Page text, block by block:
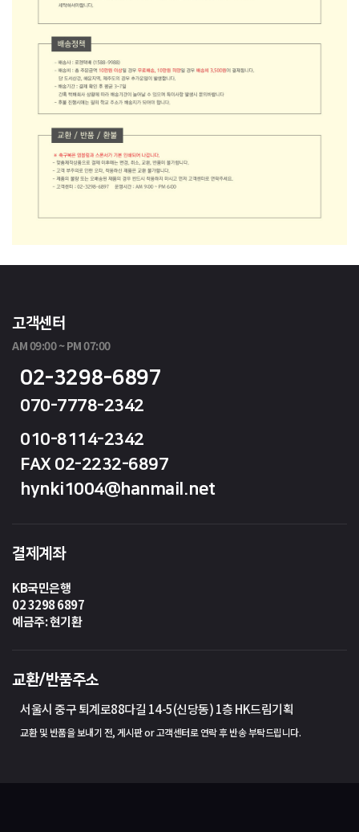
고객센터
AM 09:00 ~ PM 07:00
02-3298-6897
070-7778-2342
010-8114-2342
FAX 02-2232-6897
hynki1004@hanmail.net
결제계좌
KB국민은행
02 3298 6897
예금주: 현기환
교환/반품주소
서울시 중구 퇴계로88다길 14-5(신당동) 1층 HK드림기획
교환 및 반품을 보내기 전, 게시판 or 고객센터로 연락 후 반송 부탁드립니다.